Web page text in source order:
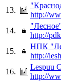
13.
http://
14.
http://
15.
НПК
http://
16.
Lespuu
http://